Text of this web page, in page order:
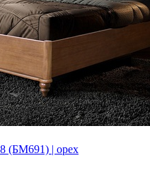
(БМ691) | орех